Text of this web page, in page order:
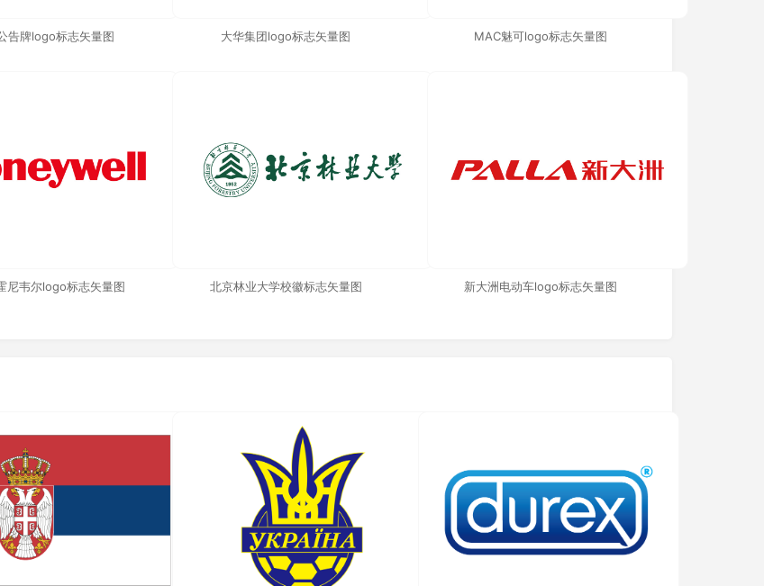
告牌logo标志矢量图 大华集团logo标志矢量图 MAC魅可logo标志矢量图
尼韦尔logo标志矢量图 北京林业大学校徽标志矢量图 新大洲电动车logo标志矢量图